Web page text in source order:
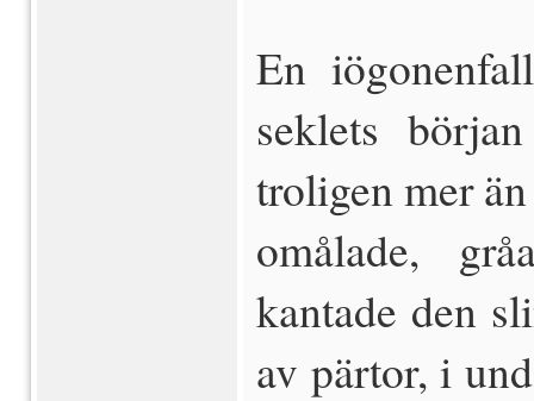
En
seklets
troligen mer
omålade,
kantade den
av pärtor, i